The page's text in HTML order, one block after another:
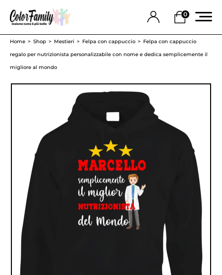
0
Home Shop Mestieri Felpa con cappuccio
Felpa con cappuccio
regalo per nutrizionista personalizzabile con nome e dedica semplicemente il
migliore al mondo